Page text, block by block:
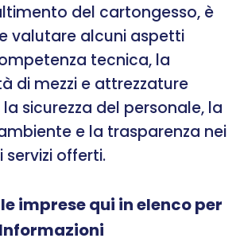
del cartongesso, è
valutare alcuni aspetti
tecnica, la
di mezzi e attrezzature
sicurezza del personale, la
e la trasparenza nei
servizi offerti.
imprese qui in elenco per